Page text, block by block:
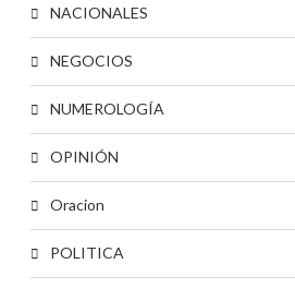
NACIONALES
NEGOCIOS
NUMEROLOGÍA
OPINIÓN
Oracion
POLITICA